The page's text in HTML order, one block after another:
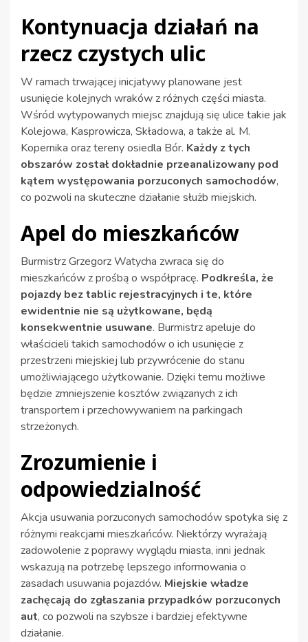
Kontynuacja działań na
rzecz czystych ulic
W ramach trwającej inicjatywy planowane jest
usunięcie kolejnych wraków z różnych części miasta.
Wśród wytypowanych miejsc znajdują się ulice takie jak
Kolejowa, Kasprowicza, Składowa, a także al. M.
Kopernika oraz tereny osiedla Bór. Każdy z tych
obszarów został dokładnie przeanalizowany pod
kątem występowania porzuconych samochodów,
co pozwoli na skuteczne działanie służb miejskich.
Apel do mieszkańców
Burmistrz Grzegorz Watycha zwraca się do
mieszkańców z prośbą o współpracę. Podkreśla, że
pojazdy bez tablic rejestracyjnych i te, które
ewidentnie nie są użytkowane, będą
konsekwentnie usuwane. Burmistrz apeluje do
właścicieli takich samochodów o ich usunięcie z
przestrzeni miejskiej lub przywrócenie do stanu
umożliwiającego użytkowanie. Dzięki temu możliwe
będzie zmniejszenie kosztów związanych z ich
transportem i przechowywaniem na parkingach
strzeżonych.
Zrozumienie i
odpowiedzialność
Akcja usuwania porzuconych samochodów spotyka się z
różnymi reakcjami mieszkańców. Niektórzy wyrażają
zadowolenie z poprawy wyglądu miasta, inni jednak
wskazują na potrzebę lepszego informowania o
zasadach usuwania pojazdów. Miejskie władze
zachęcają do zgłaszania przypadków porzuconych
aut, co pozwoli na szybsze i bardziej efektywne
działanie.